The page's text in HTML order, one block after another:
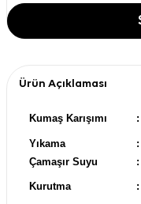
Ürün Açıklaması
Kumaş Karışımı :
Yıkama
:
Çamaşır Suyu
:
Kurutma :